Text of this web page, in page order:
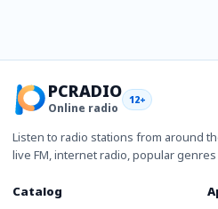
PCRADIO
Online radio
12+
Listen to radio stations from around
live FM, internet radio, popular
Catalog